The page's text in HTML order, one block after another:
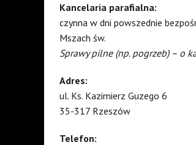
Kancelaria parafialna:
czynna w dni powszednie
Mszach św.
Sprawy pilne (np. pogrzeb) – o
Adres:
ul. Ks. Kazimierz Guzego 6
35-317 Rzeszów
Telefon: